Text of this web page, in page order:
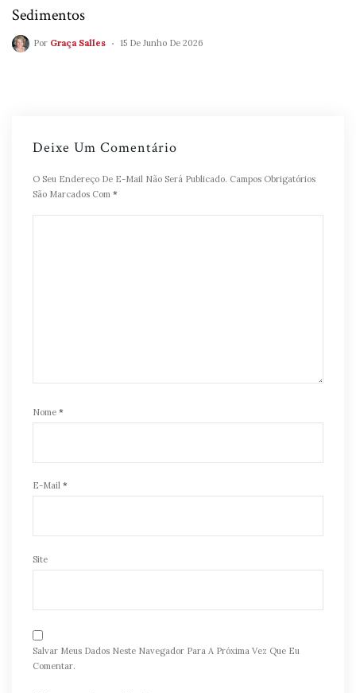
Sedimentos
Por Graça Salles 15 De Junho De 2026
Deixe Um Comentário
O Seu Endereço De E-Mail Não Será Publicado. Campos Obrigatórios
São Marcados Com *
Nome *
E-Mail *
Site
Salvar Meus Dados Neste Navegador Para A Próxima Vez Que Eu
Comentar.